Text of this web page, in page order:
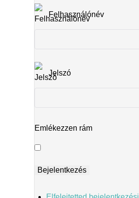
Felhasználónév
Jelszó
Emlékezzen rám